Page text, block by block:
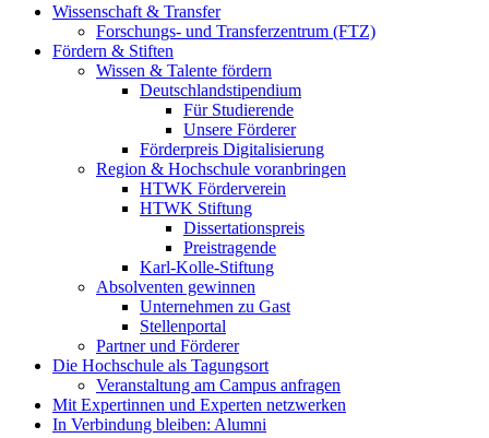
Wissenschaft & Transfer
Forschungs- und Transferzentrum (FTZ)
Fördern & Stiften
Wissen & Talente fördern
Deutschlandstipendium
Für Studierende
Unsere Förderer
Förderpreis Digitalisierung
Region & Hochschule voranbringen
HTWK Förderverein
HTWK Stiftung
Dissertationspreis
Preistragende
Karl-Kolle-Stiftung
Absolventen gewinnen
Unternehmen zu Gast
Stellenportal
Partner und Förderer
Die Hochschule als Tagungsort
Veranstaltung am Campus anfragen
Mit Expertinnen und Experten netzwerken
In Verbindung bleiben: Alumni